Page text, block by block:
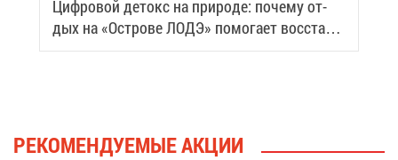
Циф­ро­вой де­токс на при­ро­де: по­че­му от­
дых на «Ост­ро­ве ЛОДЭ» по­мо­га­ет вос­ста­но­
вить си­лы
РЕ­КО­МЕН­ДУ­Е­МЫЕ АК­ЦИИ